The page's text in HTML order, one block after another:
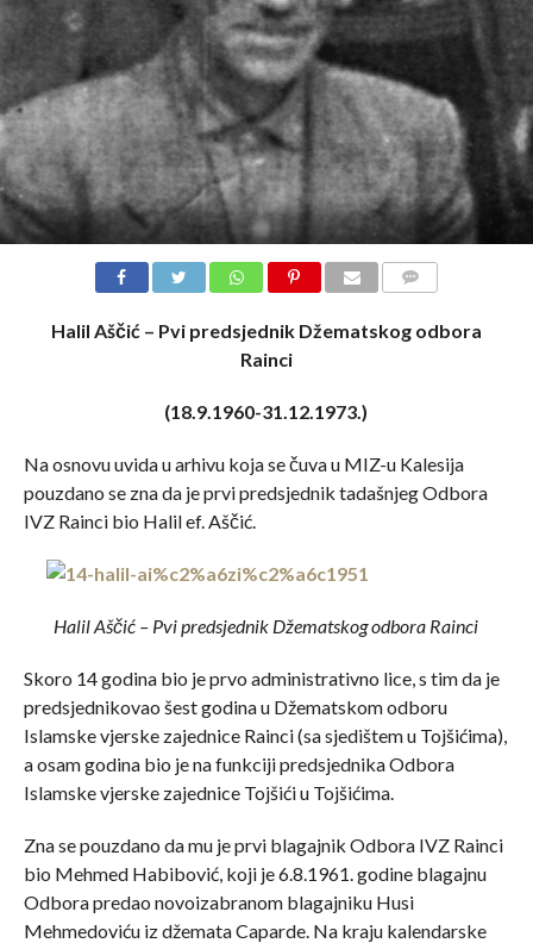
Halil Aščić – Pvi predsjednik Džematskog odbora
Rainci
(18.9.1960-31.12.1973.)
Na osnovu uvida u arhivu koja se čuva u MIZ-u Kalesija
pouzdano se zna da je prvi predsjednik tadašnjeg Odbora
IVZ Rainci bio Halil ef. Aščić.
Halil Aščić – Pvi predsjednik Džematskog odbora Rainci
Skoro 14 godina bio je prvo administrativno lice, s tim da je
predsjednikovao šest godina u Džematskom odboru
Islamske vjerske zajednice Rainci (sa sjedištem u Tojšićima),
a osam godina bio je na funkciji predsjednika Odbora
Islamske vjerske zajednice Tojšići u Tojšićima.
Zna se pouzdano da mu je prvi blagajnik Odbora IVZ Rainci
bio Mehmed Habibović, koji je 6.8.1961. godine blagajnu
Odbora predao novoizabranom blagajniku Husi
Mehmedoviću iz džemata Caparde. Na kraju kalendarske